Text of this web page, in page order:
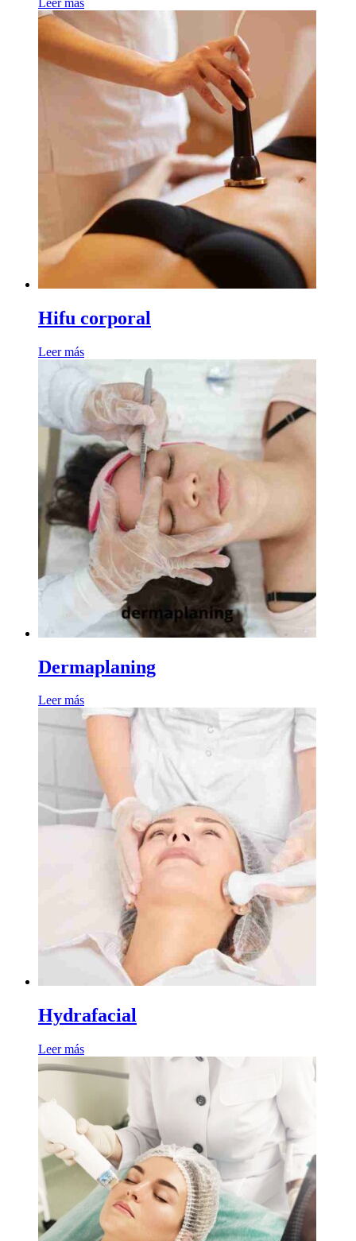
Hifu corporal
Leer más
Dermaplaning
Leer más
Hydrafacial
Leer más